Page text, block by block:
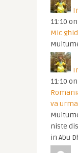
11:10 on
Mic
11:10 on
va urma
niste
in Abu